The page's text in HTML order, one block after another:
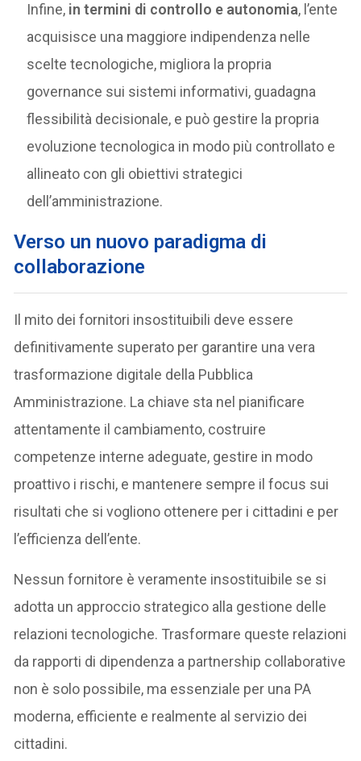
Infine, in termini di controllo e autonomia, l’ente
acquisisce una maggiore indipendenza nelle
scelte tecnologiche, migliora la propria
governance sui sistemi informativi, guadagna
flessibilità decisionale, e può gestire la propria
evoluzione tecnologica in modo più controllato e
allineato con gli obiettivi strategici
dell’amministrazione.
Verso un nuovo paradigma di
collaborazione
Il mito dei fornitori insostituibili deve essere
definitivamente superato per garantire una vera
trasformazione digitale della Pubblica
Amministrazione. La chiave sta nel pianificare
attentamente il cambiamento, costruire
competenze interne adeguate, gestire in modo
proattivo i rischi, e mantenere sempre il focus sui
risultati che si vogliono ottenere per i cittadini e per
l’efficienza dell’ente.
Nessun fornitore è veramente insostituibile se si
adotta un approccio strategico alla gestione delle
relazioni tecnologiche. Trasformare queste relazioni
da rapporti di dipendenza a partnership collaborative
non è solo possibile, ma essenziale per una PA
moderna, efficiente e realmente al servizio dei
cittadini.